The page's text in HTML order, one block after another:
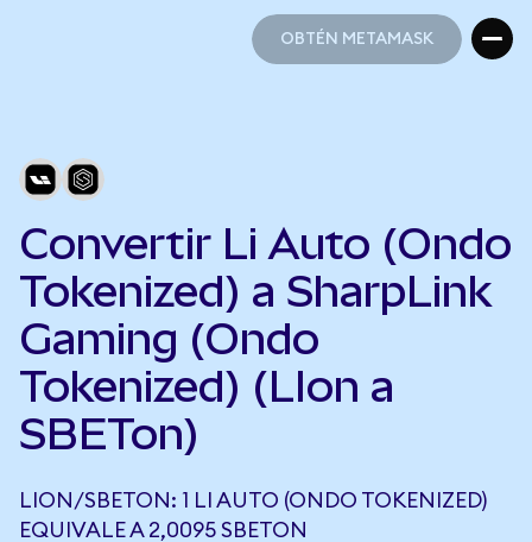
OBTÉN METAMASK
Convertir Li Auto (Ondo
Tokenized) a SharpLink
Gaming (Ondo
Tokenized) (LIon a
SBETon)
LION/SBETON: 1 LI AUTO (ONDO TOKENIZED)
EQUIVALE A 2,0095 SBETON